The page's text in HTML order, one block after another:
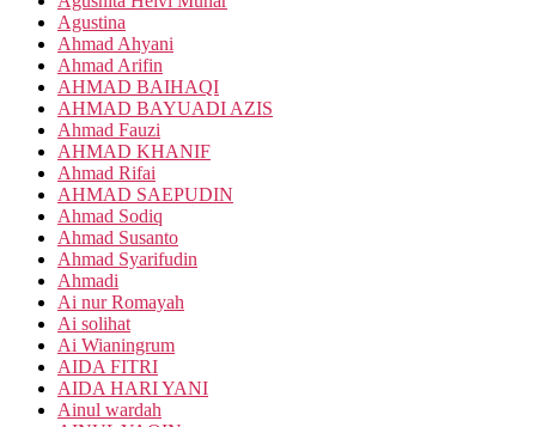
Agustina
Ahmad Ahyani
Ahmad Arifin
AHMAD BAIHAQI
AHMAD BAYUADI AZIS
Ahmad Fauzi
AHMAD KHANIF
Ahmad Rifai
AHMAD SAEPUDIN
Ahmad Sodiq
Ahmad Susanto
Ahmad Syarifudin
Ahmadi
Ai nur Romayah
Ai solihat
Ai Wianingrum
AIDA FITRI
AIDA HARI YANI
Ainul wardah